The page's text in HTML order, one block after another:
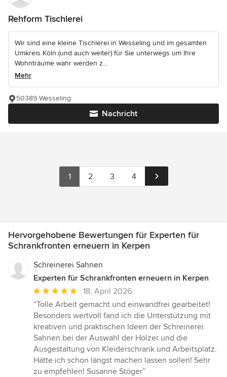
Rehform Tischlerei
Wir sind eine kleine Tischlerei in Wesseling und im gesamten
Umkreis Köln (und auch weiter) für Sie unterwegs um Ihre
Wohnträume wahr werden z...
Mehr
Nachricht
50389 Wesseling
1 2 3 4
Hervorgehobene Bewertungen für Experten für
Schrankfronten erneuern in Kerpen
Schreinerei Sahnen
Experten für Schrankfronten erneuern in Kerpen
Durchschnittliche
Bewertung:
5
von
5
Sternen
18. April 2026
“Tolle Arbeit gemacht und einwandfrei gearbeitet!
Besonders wertvoll fand ich die Unterstützung mit
kreativen und praktischen Ideen der Schreinerei
Sahnen bei der Auswahl der Hölzer und die
Ausgestaltung von Kleiderschrank und Arbeitsplatz.
Hätte ich schon längst machen lassen sollen! Sehr
zu empfehlen! Susanne Stöger”